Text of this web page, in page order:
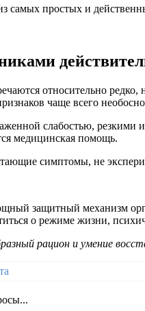
самых простых и
относительно
чаще всего
слабостью,
медицинская помощь.
симптомы, не
защитный механизм
о режиме жизни,
рацион и умение